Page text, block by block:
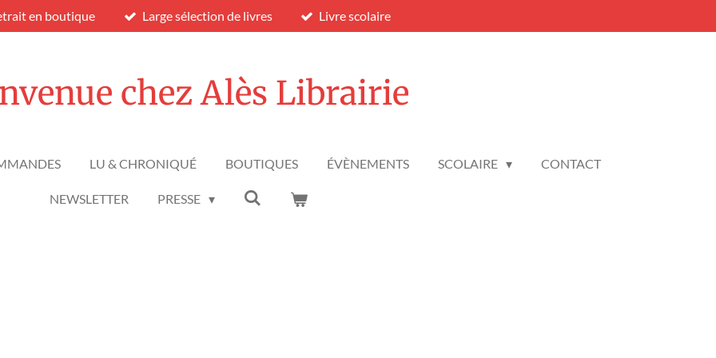
en boutique Large sélection de livres Livre scolaire
chez Alès Librairie
LU & CHRONIQUÉ BOUTIQUES ÉVÈNEMENTS SCOLAIRE CONTACT
NEWSLETTER PRESSE